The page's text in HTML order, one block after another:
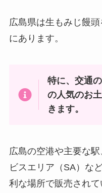
広島県は生もみじ饅
にあります。
特に、交通
の人気のお
きます。
広島の空港や主要な
ビスエリア（SA）な
利な場所で販売されて